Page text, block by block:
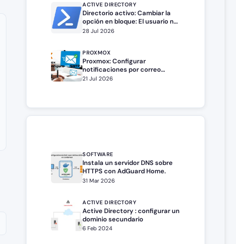
ACTIVE DIRECTORY
Directorio activo: Cambiar la
opción en bloque: El usuario no
puede cambiar la contraseña
28 Jul 2026
PROXMOX
Proxmox: Configurar
notificaciones por correo
electrónico
21 Jul 2026
SOFTWARE
Instala un servidor DNS sobre
HTTPS con AdGuard Home.
31 Mar 2026
ACTIVE DIRECTORY
Active Directory : configurar un
dominio secundario
6 Feb 2024